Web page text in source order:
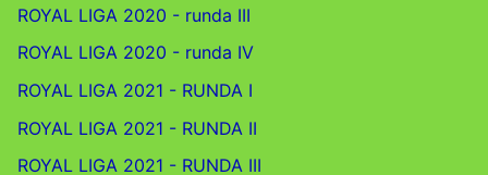
ROYAL LIGA 2020 - runda III
ROYAL LIGA 2020 - runda IV
ROYAL LIGA 2021 - RUNDA I
ROYAL LIGA 2021 - RUNDA II
ROYAL LIGA 2021 - RUNDA III